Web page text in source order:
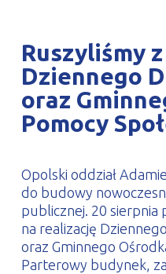
Ruszyliśmy
Dziennego
oraz
Pomocy
Opolski oddział
do budowy
publicznej. 20 sierpnia
na realizację
oraz Gminnego
Parterowy budynek,